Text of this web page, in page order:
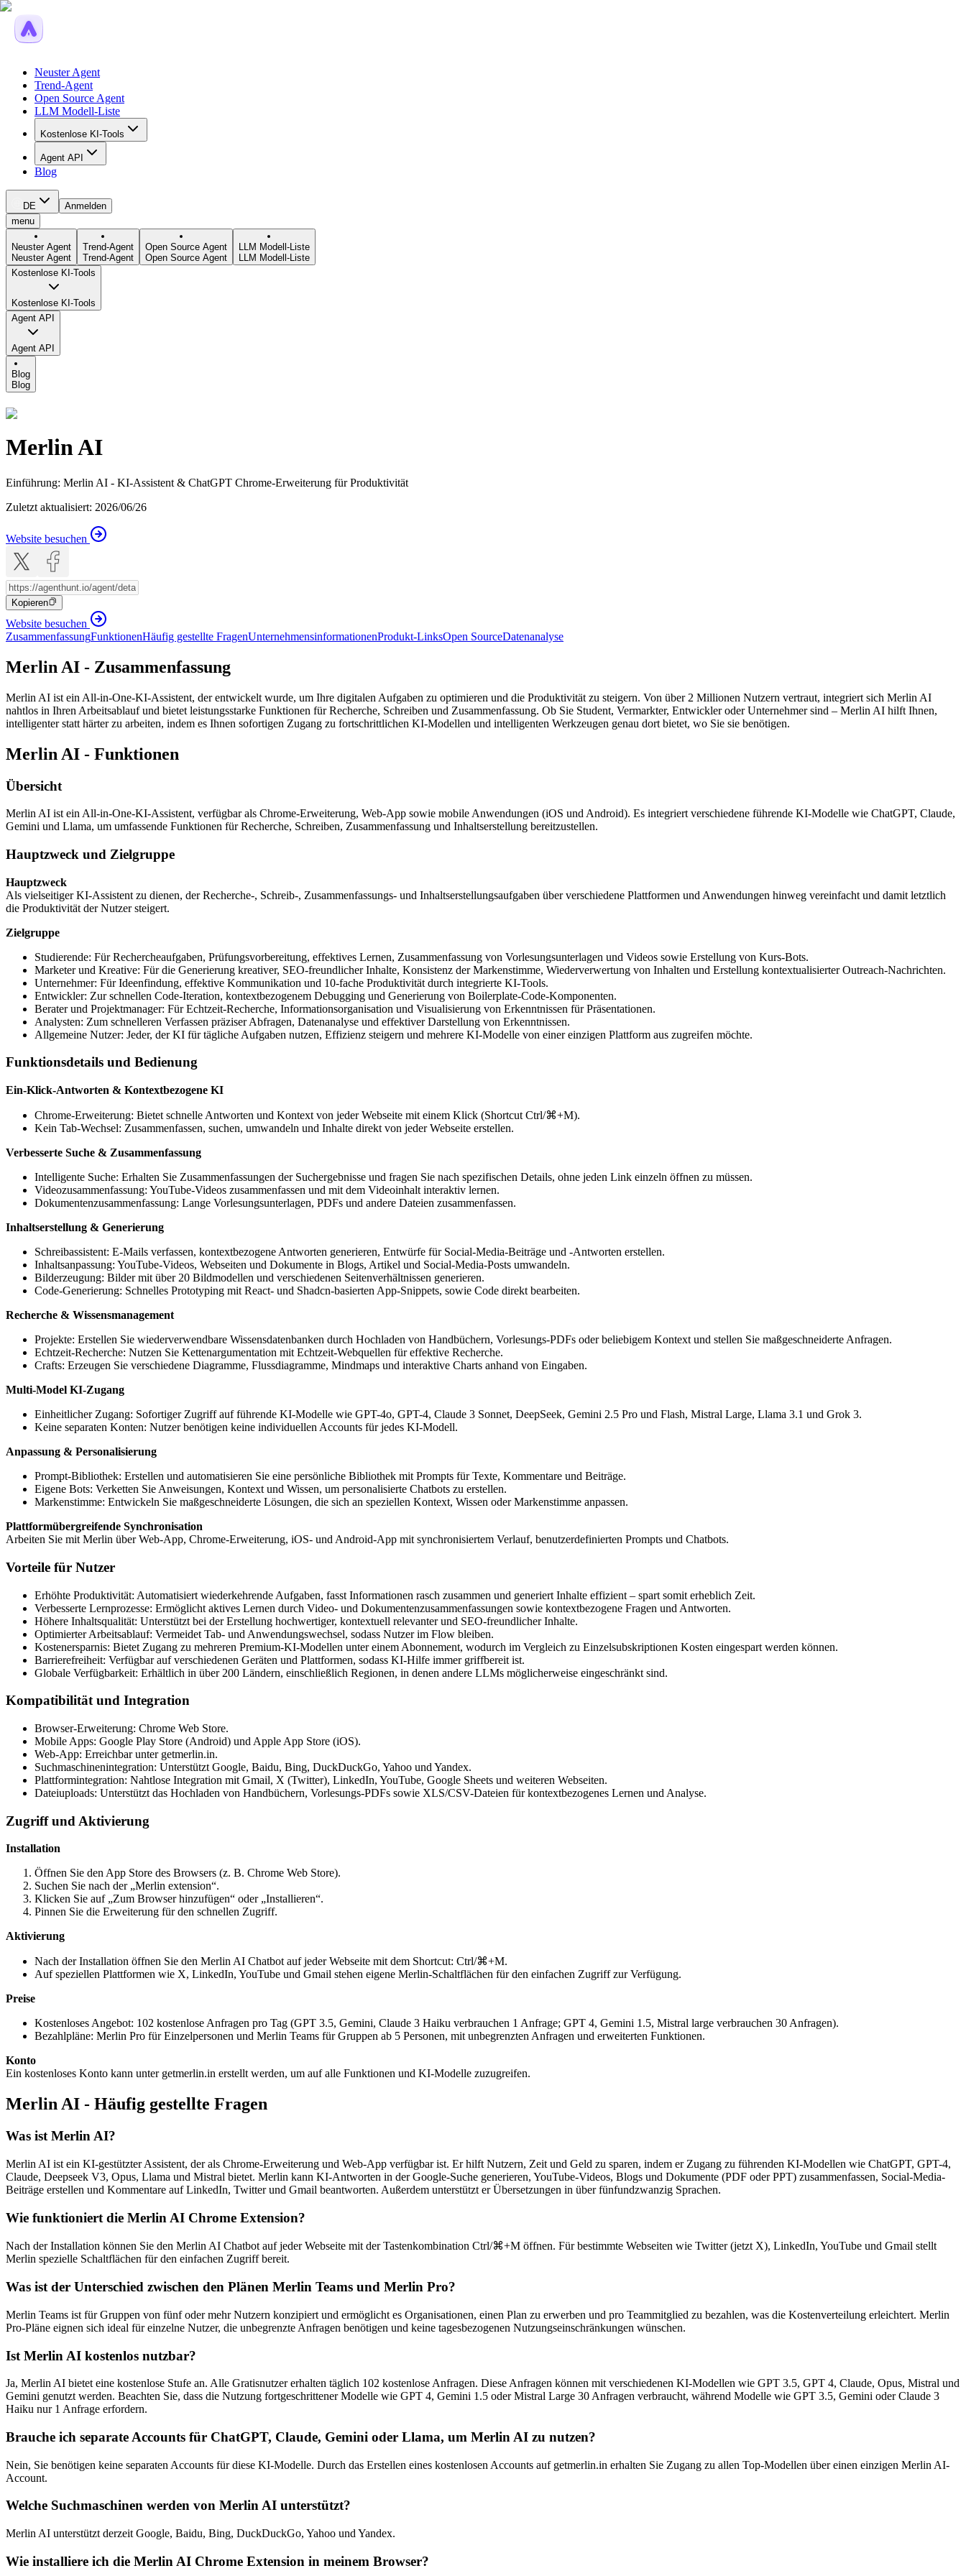
Neuster Agent
Trend-Agent
Open Source Agent
LLM Modell-Liste
Kostenlose KI-Tools
Agent API
Blog
DE
Anmelden
menu
Neuster Agent
Neuster Agent
Trend-Agent
Trend-Agent
Open Source Agent
Open Source Agent
LLM Modell-Liste
LLM Modell-Liste
Kostenlose KI-Tools
Kostenlose KI-Tools
Agent API
Agent API
Blog
Blog
Merlin AI
Einführung: Merlin AI - KI-Assistent & ChatGPT Chrome-Erweiterung für Produktivität
Zuletzt aktualisiert: 2026/06/26
Website besuchen
Kopieren
Website besuchen
ZusammenfassungFunktionenHäufig gestellte FragenUnternehmensinformationenProdukt-LinksOpen SourceDatenanalyse
Merlin AI - Zusammenfassung
Merlin AI ist ein All-in-One-KI-Assistent, der entwickelt wurde, um Ihre digitalen Aufgaben zu optimieren und die Produktivität zu steigern. Von über 2 Millionen Nutzern vertraut, integriert sich Merlin AI
nahtlos in Ihren Arbeitsablauf und bietet leistungsstarke Funktionen für Recherche, Schreiben und Zusammenfassung. Ob Sie Student, Vermarkter, Entwickler oder Unternehmer sind – Merlin AI hilft Ihnen,
intelligenter statt härter zu arbeiten, indem es Ihnen sofortigen Zugang zu fortschrittlichen KI-Modellen und intelligenten Werkzeugen genau dort bietet, wo Sie sie benötigen.
Merlin AI - Funktionen
Übersicht
Merlin AI ist ein All-in-One-KI-Assistent, verfügbar als Chrome-Erweiterung, Web-App sowie mobile Anwendungen (iOS und Android). Es integriert verschiedene führende KI-Modelle wie ChatGPT, Claude,
Gemini und Llama, um umfassende Funktionen für Recherche, Schreiben, Zusammenfassung und Inhaltserstellung bereitzustellen.
Hauptzweck und Zielgruppe
Hauptzweck
Als vielseitiger KI-Assistent zu dienen, der Recherche-, Schreib-, Zusammenfassungs- und Inhaltserstellungsaufgaben über verschiedene Plattformen und Anwendungen hinweg vereinfacht und damit letztlich
die Produktivität der Nutzer steigert.
Zielgruppe
Studierende: Für Rechercheaufgaben, Prüfungsvorbereitung, effektives Lernen, Zusammenfassung von Vorlesungsunterlagen und Videos sowie Erstellung von Kurs-Bots.
Marketer und Kreative: Für die Generierung kreativer, SEO-freundlicher Inhalte, Konsistenz der Markenstimme, Wiederverwertung von Inhalten und Erstellung kontextualisierter Outreach-Nachrichten.
Unternehmer: Für Ideenfindung, effektive Kommunikation und 10-fache Produktivität durch integrierte KI-Tools.
Entwickler: Zur schnellen Code-Iteration, kontextbezogenem Debugging und Generierung von Boilerplate-Code-Komponenten.
Berater und Projektmanager: Für Echtzeit-Recherche, Informationsorganisation und Visualisierung von Erkenntnissen für Präsentationen.
Analysten: Zum schnelleren Verfassen präziser Abfragen, Datenanalyse und effektiver Darstellung von Erkenntnissen.
Allgemeine Nutzer: Jeder, der KI für tägliche Aufgaben nutzen, Effizienz steigern und mehrere KI-Modelle von einer einzigen Plattform aus zugreifen möchte.
Funktionsdetails und Bedienung
Ein-Klick-Antworten & Kontextbezogene KI
Chrome-Erweiterung: Bietet schnelle Antworten und Kontext von jeder Webseite mit einem Klick (Shortcut Ctrl/⌘+M).
Kein Tab-Wechsel: Zusammenfassen, suchen, umwandeln und Inhalte direkt von jeder Webseite erstellen.
Verbesserte Suche & Zusammenfassung
Intelligente Suche: Erhalten Sie Zusammenfassungen der Suchergebnisse und fragen Sie nach spezifischen Details, ohne jeden Link einzeln öffnen zu müssen.
Videozusammenfassung: YouTube-Videos zusammenfassen und mit dem Videoinhalt interaktiv lernen.
Dokumentenzusammenfassung: Lange Vorlesungsunterlagen, PDFs und andere Dateien zusammenfassen.
Inhaltserstellung & Generierung
Schreibassistent: E-Mails verfassen, kontextbezogene Antworten generieren, Entwürfe für Social-Media-Beiträge und -Antworten erstellen.
Inhaltsanpassung: YouTube-Videos, Webseiten und Dokumente in Blogs, Artikel und Social-Media-Posts umwandeln.
Bilderzeugung: Bilder mit über 20 Bildmodellen und verschiedenen Seitenverhältnissen generieren.
Code-Generierung: Schnelles Prototyping mit React- und Shadcn-basierten App-Snippets, sowie Code direkt bearbeiten.
Recherche & Wissensmanagement
Projekte: Erstellen Sie wiederverwendbare Wissensdatenbanken durch Hochladen von Handbüchern, Vorlesungs-PDFs oder beliebigem Kontext und stellen Sie maßgeschneiderte Anfragen.
Echtzeit-Recherche: Nutzen Sie Kettenargumentation mit Echtzeit-Webquellen für effektive Recherche.
Crafts: Erzeugen Sie verschiedene Diagramme, Flussdiagramme, Mindmaps und interaktive Charts anhand von Eingaben.
Multi-Model KI-Zugang
Einheitlicher Zugang: Sofortiger Zugriff auf führende KI-Modelle wie GPT-4o, GPT-4, Claude 3 Sonnet, DeepSeek, Gemini 2.5 Pro und Flash, Mistral Large, Llama 3.1 und Grok 3.
Keine separaten Konten: Nutzer benötigen keine individuellen Accounts für jedes KI-Modell.
Anpassung & Personalisierung
Prompt-Bibliothek: Erstellen und automatisieren Sie eine persönliche Bibliothek mit Prompts für Texte, Kommentare und Beiträge.
Eigene Bots: Verketten Sie Anweisungen, Kontext und Wissen, um personalisierte Chatbots zu erstellen.
Markenstimme: Entwickeln Sie maßgeschneiderte Lösungen, die sich an speziellen Kontext, Wissen oder Markenstimme anpassen.
Plattformübergreifende Synchronisation
Arbeiten Sie mit Merlin über Web-App, Chrome-Erweiterung, iOS- und Android-App mit synchronisiertem Verlauf, benutzerdefinierten Prompts und Chatbots.
Vorteile für Nutzer
Erhöhte Produktivität: Automatisiert wiederkehrende Aufgaben, fasst Informationen rasch zusammen und generiert Inhalte effizient – spart somit erheblich Zeit.
Verbesserte Lernprozesse: Ermöglicht aktives Lernen durch Video- und Dokumentenzusammenfassungen sowie kontextbezogene Fragen und Antworten.
Höhere Inhaltsqualität: Unterstützt bei der Erstellung hochwertiger, kontextuell relevanter und SEO-freundlicher Inhalte.
Optimierter Arbeitsablauf: Vermeidet Tab- und Anwendungswechsel, sodass Nutzer im Flow bleiben.
Kostenersparnis: Bietet Zugang zu mehreren Premium-KI-Modellen unter einem Abonnement, wodurch im Vergleich zu Einzelsubskriptionen Kosten eingespart werden können.
Barrierefreiheit: Verfügbar auf verschiedenen Geräten und Plattformen, sodass KI-Hilfe immer griffbereit ist.
Globale Verfügbarkeit: Erhältlich in über 200 Ländern, einschließlich Regionen, in denen andere LLMs möglicherweise eingeschränkt sind.
Kompatibilität und Integration
Browser-Erweiterung: Chrome Web Store.
Mobile Apps: Google Play Store (Android) und Apple App Store (iOS).
Web-App: Erreichbar unter getmerlin.in.
Suchmaschinenintegration: Unterstützt Google, Baidu, Bing, DuckDuckGo, Yahoo und Yandex.
Plattformintegration: Nahtlose Integration mit Gmail, X (Twitter), LinkedIn, YouTube, Google Sheets und weiteren Webseiten.
Dateiuploads: Unterstützt das Hochladen von Handbüchern, Vorlesungs-PDFs sowie XLS/CSV-Dateien für kontextbezogenes Lernen und Analyse.
Zugriff und Aktivierung
Installation
Öffnen Sie den App Store des Browsers (z. B. Chrome Web Store).
Suchen Sie nach der „Merlin extension“.
Klicken Sie auf „Zum Browser hinzufügen“ oder „Installieren“.
Pinnen Sie die Erweiterung für den schnellen Zugriff.
Aktivierung
Nach der Installation öffnen Sie den Merlin AI Chatbot auf jeder Webseite mit dem Shortcut: Ctrl/⌘+M.
Auf speziellen Plattformen wie X, LinkedIn, YouTube und Gmail stehen eigene Merlin-Schaltflächen für den einfachen Zugriff zur Verfügung.
Preise
Kostenloses Angebot: 102 kostenlose Anfragen pro Tag (GPT 3.5, Gemini, Claude 3 Haiku verbrauchen 1 Anfrage; GPT 4, Gemini 1.5, Mistral large verbrauchen 30 Anfragen).
Bezahlpläne: Merlin Pro für Einzelpersonen und Merlin Teams für Gruppen ab 5 Personen, mit unbegrenzten Anfragen und erweiterten Funktionen.
Konto
Ein kostenloses Konto kann unter getmerlin.in erstellt werden, um auf alle Funktionen und KI-Modelle zuzugreifen.
Merlin AI - Häufig gestellte Fragen
Was ist Merlin AI?
Merlin AI ist ein KI-gestützter Assistent, der als Chrome-Erweiterung und Web-App verfügbar ist. Er hilft Nutzern, Zeit und Geld zu sparen, indem er Zugang zu führenden KI-Modellen wie ChatGPT, GPT-4,
Claude, Deepseek V3, Opus, Llama und Mistral bietet. Merlin kann KI-Antworten in der Google-Suche generieren, YouTube-Videos, Blogs und Dokumente (PDF oder PPT) zusammenfassen, Social-Media-
Beiträge erstellen und Kommentare auf LinkedIn, Twitter und Gmail beantworten. Außerdem unterstützt er Übersetzungen in über fünfundzwanzig Sprachen.
Wie funktioniert die Merlin AI Chrome Extension?
Nach der Installation können Sie den Merlin AI Chatbot auf jeder Webseite mit der Tastenkombination Ctrl/⌘+M öffnen. Für bestimmte Webseiten wie Twitter (jetzt X), LinkedIn, YouTube und Gmail stellt
Merlin spezielle Schaltflächen für den einfachen Zugriff bereit.
Was ist der Unterschied zwischen den Plänen Merlin Teams und Merlin Pro?
Merlin Teams ist für Gruppen von fünf oder mehr Nutzern konzipiert und ermöglicht es Organisationen, einen Plan zu erwerben und pro Teammitglied zu bezahlen, was die Kostenverteilung erleichtert. Merlin
Pro-Pläne eignen sich ideal für einzelne Nutzer, die unbegrenzte Anfragen benötigen und keine tagesbezogenen Nutzungseinschränkungen wünschen.
Ist Merlin AI kostenlos nutzbar?
Ja, Merlin AI bietet eine kostenlose Stufe an. Alle Gratisnutzer erhalten täglich 102 kostenlose Anfragen. Diese Anfragen können mit verschiedenen KI-Modellen wie GPT 3.5, GPT 4, Claude, Opus, Mistral und
Gemini genutzt werden. Beachten Sie, dass die Nutzung fortgeschrittener Modelle wie GPT 4, Gemini 1.5 oder Mistral Large 30 Anfragen verbraucht, während Modelle wie GPT 3.5, Gemini oder Claude 3
Haiku nur 1 Anfrage erfordern.
Brauche ich separate Accounts für ChatGPT, Claude, Gemini oder Llama, um Merlin AI zu nutzen?
Nein, Sie benötigen keine separaten Accounts für diese KI-Modelle. Durch das Erstellen eines kostenlosen Accounts auf getmerlin.in erhalten Sie Zugang zu allen Top-Modellen über einen einzigen Merlin AI-
Account.
Welche Suchmaschinen werden von Merlin AI unterstützt?
Merlin AI unterstützt derzeit Google, Baidu, Bing, DuckDuckGo, Yahoo und Yandex.
Wie installiere ich die Merlin AI Chrome Extension in meinem Browser?